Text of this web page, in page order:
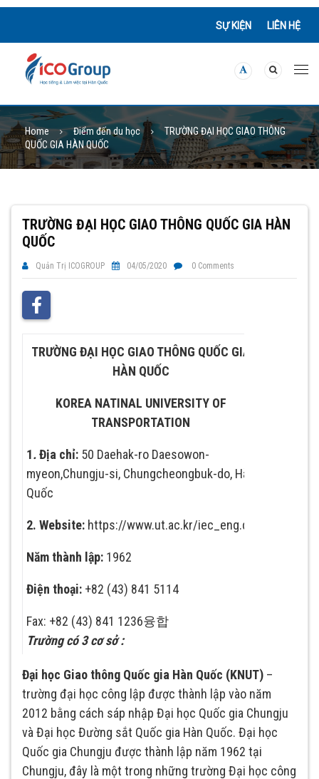
SỰ KIỆN LIÊN HỆ
Home Điểm đến du học
TRƯỜNG ĐẠI HỌC GIAO THÔNG
QUỐC GIA HÀN QUỐC
TRƯỜNG ĐẠI HỌC GIAO THÔNG QUỐC GIA HÀN
QUỐC
Quản Trị ICOGROUP 04/05/2020 0 Comments
TRƯỜNG ĐẠI HỌC GIAO THÔNG QUỐC GIA
HÀN QUỐC
KOREA NATINAL UNIVERSITY OF
TRANSPORTATION
1.Địa chỉ: 50 Daehak-ro Daesowon-
myeon,Chungju-si, Chungcheongbuk-do, Hàn
Quốc
2. Website: https://www.ut.ac.kr/iec_eng.do
Năm thành lập: 1962
Điện thoại: +82 (43) 841 5114
Fax: +82 (43) 841 1236융합
Trường có 3 cơ sở :
Campus Chungju
Campus Jeungpyeong
Campus Uiwang
Đại học Giao thông Quốc gia Hàn Quốc (KNUT) –
trường đại học công lập được thành lập vào năm
2012 bằng cách sáp nhập Đại học Quốc gia Chungju
và Đại học Đường sắt Quốc gia Hàn Quốc. Đại học
Quốc gia Chungju được thành lập năm 1962 tại
Chungju, đây là một trong những trường Đại học công